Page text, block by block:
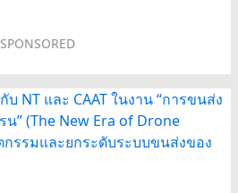
SPONSORED